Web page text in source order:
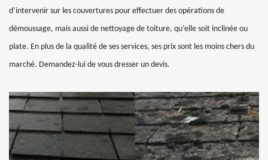
d’intervenir sur les couvertures pour effectuer des opérations de
démoussage, mais aussi de nettoyage de toiture, qu’elle soit inclinée ou
plate. En plus de la qualité de ses services, ses prix sont les moins chers du
marché. Demandez-lui de vous dresser un devis.